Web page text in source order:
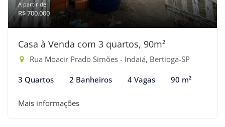
A partir de:
R$ 700.000
Casa à Venda com 3 quartos, 90m²
Rua Moacir Prado Simões - Indaiá, Bertioga-SP
3 Quartos 2 Banheiros 4 Vagas 90 m²
Mais informações